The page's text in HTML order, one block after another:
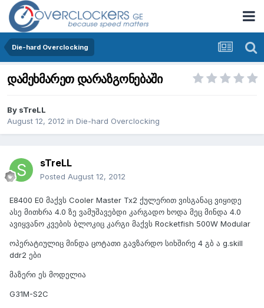
Die-hard Overclocking
დამეხმარეთ დარაზგონებაში
By sTreLL
August 12, 2012 in Die-hard Overclocking
sTreLL
Posted August 12, 2012
E8400 E0 მაქვს Cooler Master Tx2 ქულერით ვისგანაც ვიყიდე
ასე მითხრა 4.0 ზე ვამუშავებდი კარგადო ხოდა მეც მინდა 4.0
ავიყვანო კვების ბლოკიც კარგი მაქვს Rocketfish 500W Modular
ოპერატიულიც მინდა ცოტათი გავზარდო სიხშირე 4 გბ ა g.skill
ddr2 ები
მაზერი ეს მოდელია
G31M-S2C